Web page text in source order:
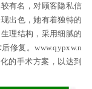
有名，对顾客隐私信
出色，她有着独特的
理结构，采用细腻的
修复。www.qypxw.n
的手术方案，以达到